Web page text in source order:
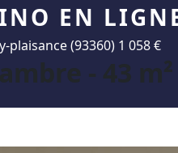
EN
(93360) 1 058 €
- 43 m²